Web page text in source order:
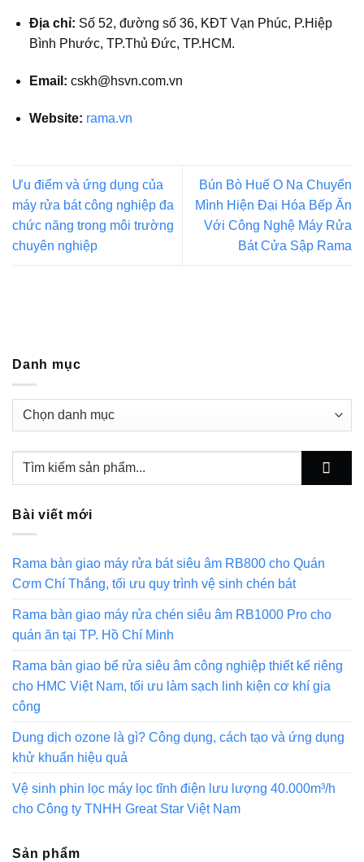
Địa chỉ: Số 52, đường số 36, KĐT Vạn Phúc, P.Hiệp
Bình Phước, TP.Thủ Đức, TP.HCM.
Email: cskh@hsvn.com.vn
Website: rama.vn
Ưu điểm và ứng dụng của
máy rửa bát công nghiệp đa
chức năng trong môi trường
chuyên nghiệp
Bún Bò Huế O Na Chuyển
Mình Hiện Đại Hóa Bếp Ăn
Với Công Nghệ Máy Rửa
Bát Cửa Sập Rama
Danh mục
Danh
Bài viết mới
Rama bàn giao máy rửa bát siêu âm RB800 cho Quán
Cơm Chí Thắng, tối ưu quy trình vệ sinh chén bát
Rama bàn giao máy rửa chén siêu âm RB1000 Pro cho
quán ăn tại TP. Hồ Chí Minh
Rama bàn giao bể rửa siêu âm công nghiệp thiết kế riêng
cho HMC Việt Nam, tối ưu làm sạch linh kiện cơ khí gia
công
Dung dịch ozone là gì? Công dụng, cách tạo và ứng dụng
khử khuẩn hiệu quả
Vệ sinh phin lọc máy lọc tĩnh điện lưu lượng 40.000m³/h
cho Công ty TNHH Great Star Việt Nam
Sản phẩm